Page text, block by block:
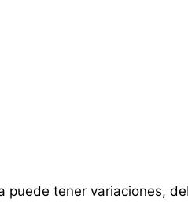
puede tener variaciones,